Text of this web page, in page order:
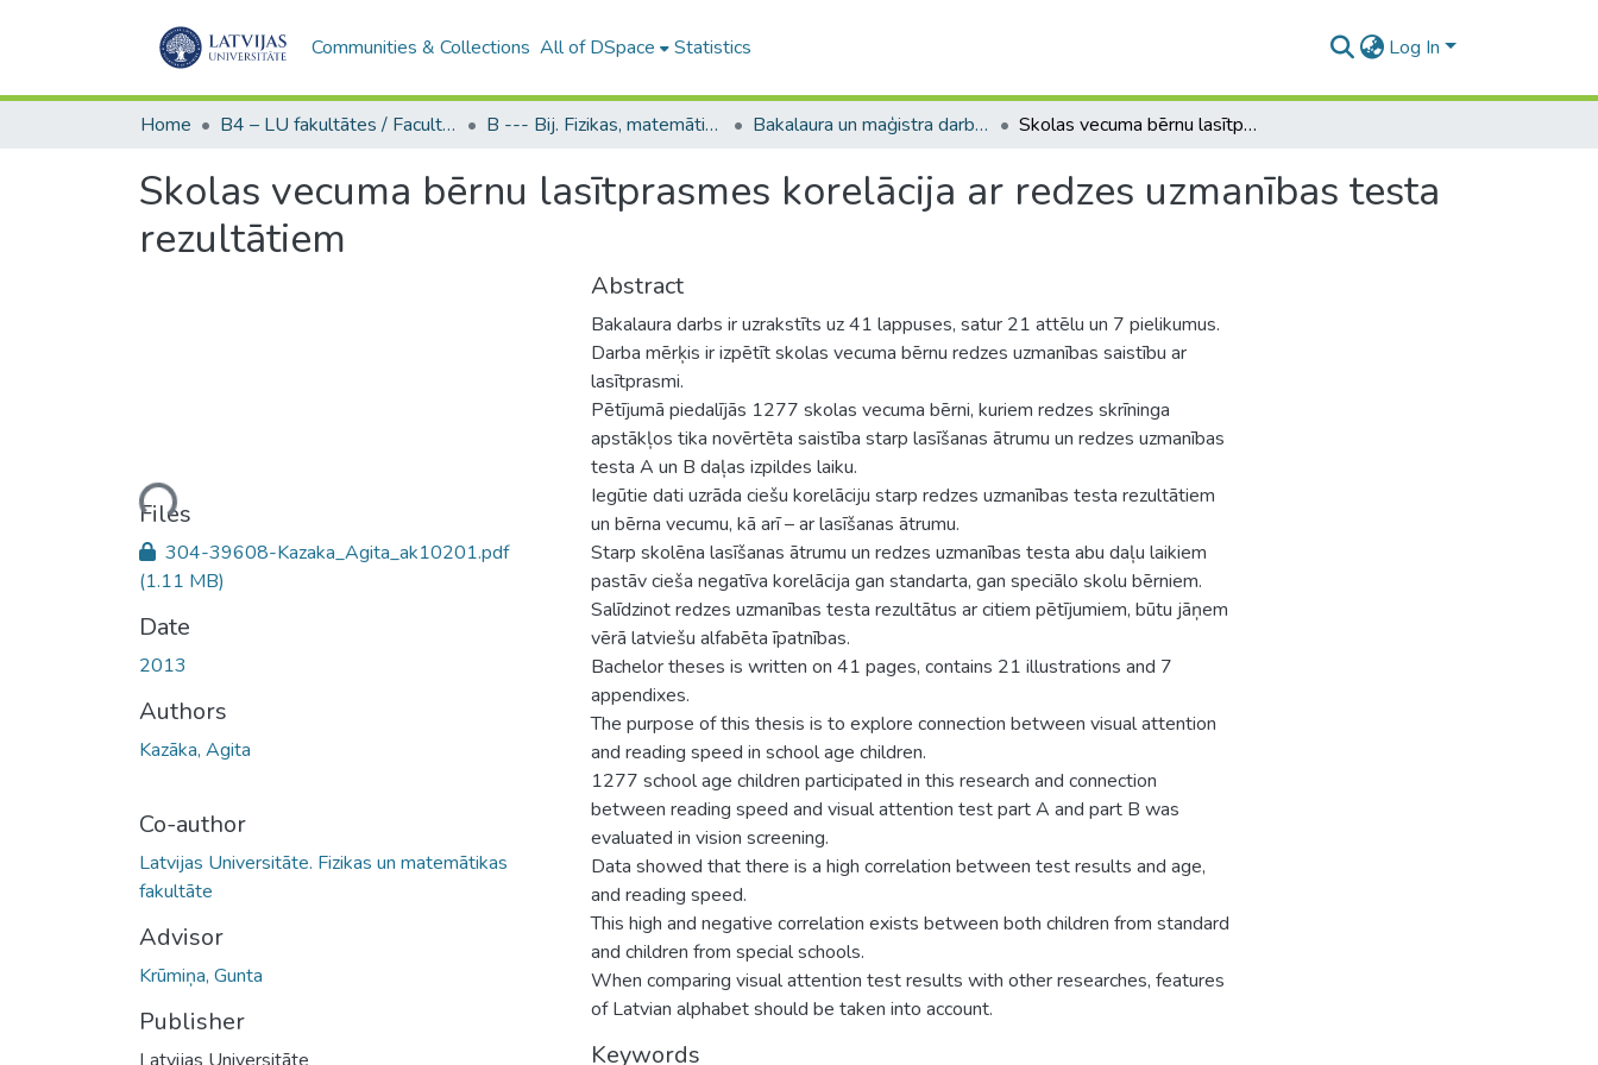
Communities & Collections All of DSpace Statistics Log In
Home B4 – LU fakultātes / Faculties of the UL B --- Bij. Fizikas, matemātikas un optometrijas fakultātes studentu noslēguma darbi / Faculty of Physics, Mathematics and Optometry - Graduate works Bakalaura un maģistra darbi (FMOF) / Bachelor's and Master's theses Skolas vecuma bērnu lasītprasmes korelācija ar redzes uzmanības testa rezultātiem
Skolas vecuma bērnu lasītprasmes korelācija ar redzes uzmanības testa
rezultātiem
Loading...
Files
304-39608-Kazaka_Agita_ak10201.pdf
(1.11 MB)
Date
2013
Authors
Kazāka, Agita
Co-author
Latvijas Universitāte. Fizikas un matemātikas
fakultāte
Advisor
Krūmiņa, Gunta
Publisher
Abstract
Bakalaura darbs ir uzrakstīts uz 41 lappuses, satur 21 attēlu un 7 pielikumus.
Darba mērķis ir izpētīt skolas vecuma bērnu redzes uzmanības saistību ar
lasītprasmi.
Pētījumā piedalījās 1277 skolas vecuma bērni, kuriem redzes skrīninga
apstākļos tika novērtēta saistība starp lasīšanas ātrumu un redzes uzmanības
testa A un B daļas izpildes laiku.
Iegūtie dati uzrāda ciešu korelāciju starp redzes uzmanības testa rezultātiem
un bērna vecumu, kā arī – ar lasīšanas ātrumu.
Starp skolēna lasīšanas ātrumu un redzes uzmanības testa abu daļu laikiem
pastāv cieša negatīva korelācija gan standarta, gan speciālo skolu bērniem.
Salīdzinot redzes uzmanības testa rezultātus ar citiem pētījumiem, būtu jāņem
vērā latviešu alfabēta īpatnības.
Bachelor theses is written on 41 pages, contains 21 illustrations and 7
appendixes.
The purpose of this thesis is to explore connection between visual attention
and reading speed in school age children.
1277 school age children participated in this research and connection
between reading speed and visual attention test part A and part B was
evaluated in vision screening.
Data showed that there is a high correlation between test results and age,
and reading speed.
This high and negative correlation exists between both children from standard
and children from special schools.
When comparing visual attention test results with other researches, features
of Latvian alphabet should be taken into account.
Keywords